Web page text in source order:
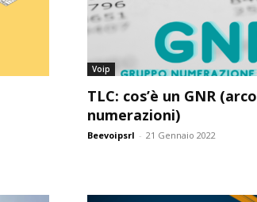
Voip
TLC: cos’è un GNR (arco
numerazioni)
Beevoipsrl - 21 Gennaio 2022